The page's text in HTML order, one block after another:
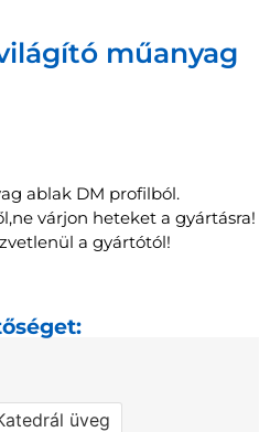
műanyag
ablak DM profilból.
várjon heteket a gyártásra!
a gyártótól!
üveg